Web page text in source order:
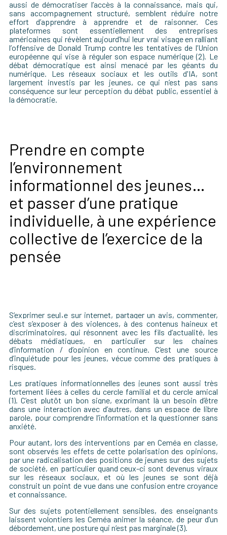
aussi de démocratiser l’accès à la connaissance, mais qui,
sans accompagnement structuré, semblent réduire notre
effort d’apprendre à apprendre et de raisonner. Ces
plateformes sont essentiellement des entreprises
américaines qui révèlent aujourd’hui leur vrai visage en ralliant
l’offensive de Donald Trump contre les tentatives de l’Union
européenne qui vise à réguler son espace numérique (2). Le
débat démocratique est ainsi menacé par les géants du
numérique. Les réseaux sociaux et les outils d'IA, sont
largement investis par les jeunes, ce qui n’est pas sans
conséquence sur leur perception du débat public, essentiel à
la démocratie.
Prendre en compte
l’environnement
informationnel des jeunes…
et passer d’une pratique
individuelle, à une expérience
collective de l’exercice de la
pensée
S’exprimer seul·e sur internet, partager un avis, commenter,
c’est s’exposer à des violences, à des contenus haineux et
discriminatoires, qui résonnent avec les fils d’actualité, les
débats médiatiques, en particulier sur les chaines
d’information / d’opinion en continue. C’est une source
d’inquiétude pour les jeunes, vécue comme des pratiques à
risques.
Les pratiques informationnelles des jeunes sont aussi très
fortement liées à celles du cercle familial et du cercle amical
(1). C’est plutôt un bon signe, exprimant là un besoin d’être
dans une interaction avec d’autres, dans un espace de libre
parole, pour comprendre l’information et la questionner sans
anxiété.
Pour autant, lors des interventions par en Ceméa en classe,
sont observés les effets de cette polarisation des opinions,
par une radicalisation des positions de jeunes sur des sujets
de société, en particulier quand ceux-ci sont devenus viraux
sur les réseaux sociaux, et où les jeunes se sont déjà
construit un point de vue dans une confusion entre croyance
et connaissance.
Sur des sujets potentiellement sensibles, des enseignants
laissent volontiers les Ceméa animer la séance, de peur d’un
débordement, une posture qui n’est pas marginale (3).